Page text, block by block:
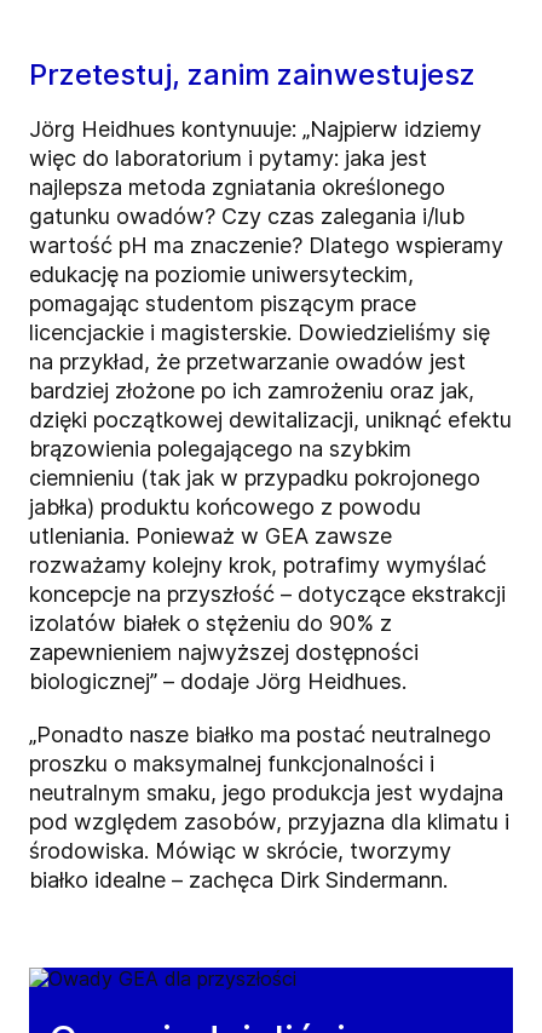
Przetestuj, zanim zainwestujesz
Jörg Heidhues kontynuuje: „Najpierw idziemy
więc do laboratorium i pytamy: jaka jest
najlepsza metoda zgniatania określonego
gatunku owadów? Czy czas zalegania i/lub
wartość pH ma znaczenie? Dlatego wspieramy
edukację na poziomie uniwersyteckim,
pomagając studentom piszącym prace
licencjackie i magisterskie. Dowiedzieliśmy się
na przykład, że przetwarzanie owadów jest
bardziej złożone po ich zamrożeniu oraz jak,
dzięki początkowej dewitalizacji, uniknąć efektu
brązowienia polegającego na szybkim
ciemnieniu (tak jak w przypadku pokrojonego
jabłka) produktu końcowego z powodu
utleniania. Ponieważ w GEA zawsze
rozważamy kolejny krok, potrafimy wymyślać
koncepcje na przyszłość – dotyczące ekstrakcji
izolatów białek o stężeniu do 90% z
zapewnieniem najwyższej dostępności
biologicznej” – dodaje Jörg Heidhues.
„Ponadto nasze białko ma postać neutralnego
proszku o maksymalnej funkcjonalności i
neutralnym smaku, jego produkcja jest wydajna
pod względem zasobów, przyjazna dla klimatu i
środowiska. Mówiąc w skrócie, tworzymy
białko idealne – zachęca Dirk Sindermann.